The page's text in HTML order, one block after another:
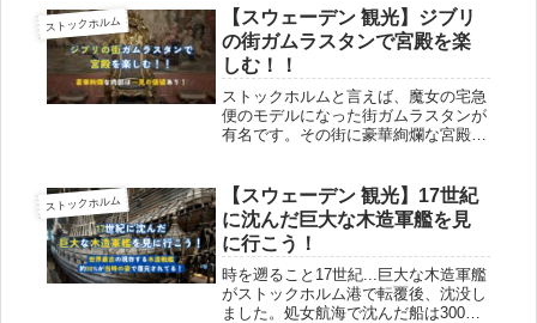
た、この図書館は北欧モダニズム建築
への架け橋となった作品とまで言わ...
ストックホルム
【スウェーデン 観光】ジブリ
の街ガムラスタンで宮殿を楽
しむ！！
ストックホルムと言えば、魔女の宅急
便のモデルになった街ガムラスタンが
有名です。その街に豪華絢爛な宮殿が
見の価値があります。今回はストック
ホルム宮殿を紹介します。Hej スト...
ストックホルム
【スウェーデン 観光】17世紀
に沈んだ巨大な木造軍艦を見
に行こう！
時を遡ること17世紀...巨大な木造軍艦
がストックホルム港で転覆後、沈没し
ました。処女航海で沈んだ船は300年